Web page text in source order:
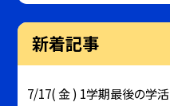
新着記事
7/17( 金 ) 1学期最後の学活